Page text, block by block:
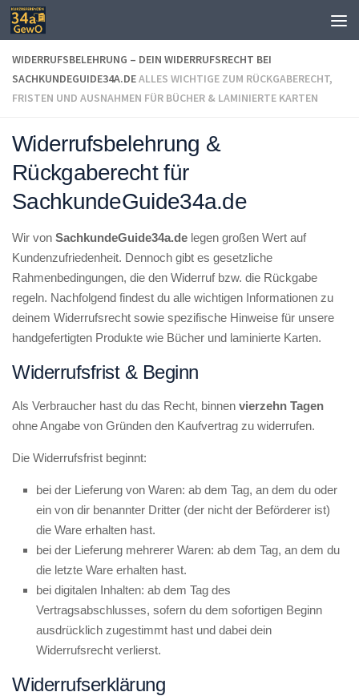
Zum Inhalt springen
WIDERRUFSBELEHRUNG – DEIN WIDERRUFSRECHT BEI
SACHKUNDEGUIDE34A.DEALLES WICHTIGE ZUM RÜCKGABERECHT,
FRISTEN UND AUSNAHMEN FÜR BÜCHER & LAMINIERTE KARTEN
Widerrufsbelehrung &
Rückgaberecht für
SachkundeGuide34a.de
Wir von SachkundeGuide34a.de legen großen Wert auf
Kundenzufriedenheit. Dennoch gibt es gesetzliche
Rahmenbedingungen, die den Widerruf bzw. die Rückgabe
regeln. Nachfolgend findest du alle wichtigen Informationen zu
deinem Widerrufsrecht sowie spezifische Hinweise für unsere
handgefertigten Produkte wie Bücher und laminierte Karten.
Widerrufsfrist & Beginn
Als Verbraucher hast du das Recht, binnen vierzehn Tagen
ohne Angabe von Gründen den Kaufvertrag zu widerrufen.
Die Widerrufsfrist beginnt:
bei der Lieferung von Waren: ab dem Tag, an dem du oder
ein von dir benannter Dritter (der nicht der Beförderer ist)
die Ware erhalten hast.
bei der Lieferung mehrerer Waren: ab dem Tag, an dem du
die letzte Ware erhalten hast.
bei digitalen Inhalten: ab dem Tag des
Vertragsabschlusses, sofern du dem sofortigen Beginn
ausdrücklich zugestimmt hast und dabei dein
Widerrufsrecht verlierst.
Widerrufserklärung